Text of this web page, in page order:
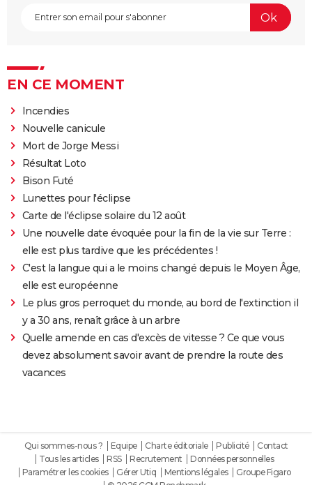
EN CE MOMENT
Incendies
Nouvelle canicule
Mort de Jorge Messi
Résultat Loto
Bison Futé
Lunettes pour l'éclipse
Carte de l'éclipse solaire du 12 août
Une nouvelle date évoquée pour la fin de la vie sur Terre :
elle est plus tardive que les précédentes !
C'est la langue qui a le moins changé depuis le Moyen Âge,
elle est européenne
Le plus gros perroquet du monde, au bord de l'extinction il
y a 30 ans, renaît grâce à un arbre
Quelle amende en cas d'excès de vitesse ? Ce que vous
devez absolument savoir avant de prendre la route des
vacances
Qui sommes-nous ? Equipe Charte éditoriale Publicité
Contact
Tous les articles
RSS Recrutement
Données personnelles
Paramétrer les cookies
Gérer Utiq Mentions légales
Groupe Figaro